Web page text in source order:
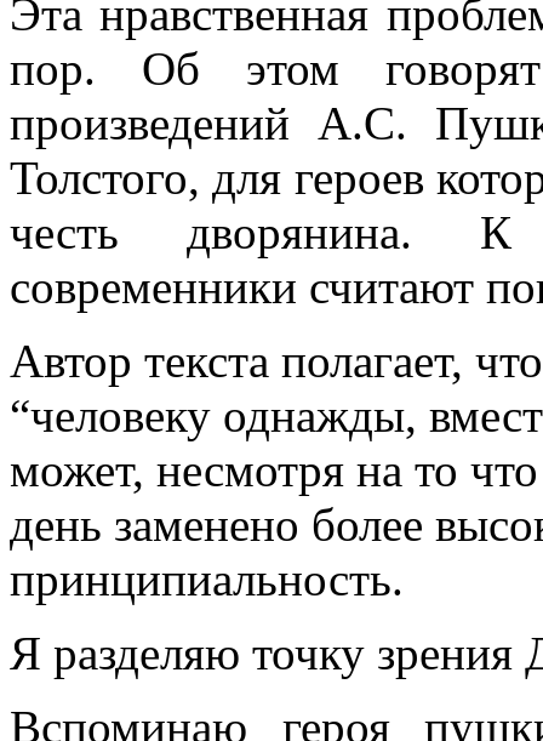
Эта нравственная
пор. Об этом
произведений А.С.
Толстого, для героев
честь дворянина.
современники считают
Автор текста полагает,
“человеку однажды,
может, несмотря на то
день заменено более
принципиальность.
Я разделяю точку зрения
Вспоминаю героя